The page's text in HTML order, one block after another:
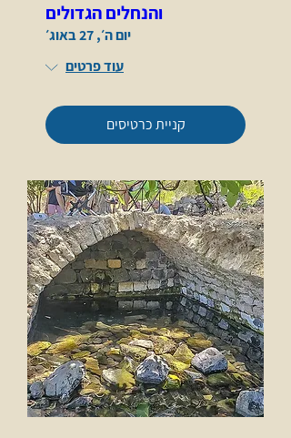
והנחלים הגדולים
יום ה׳, 27 באוג׳
עוד פרטים
קניית כרטיסים